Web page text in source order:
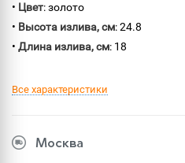
• Цвет: золото
• Высота излива, см: 24.8
• Длина излива, см: 18
Все характеристики
Москва